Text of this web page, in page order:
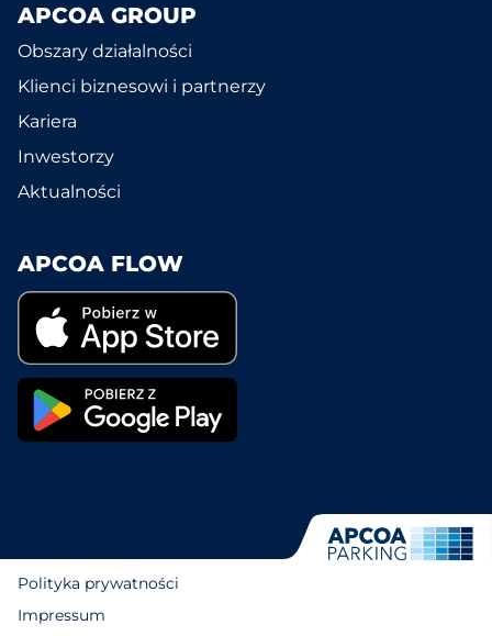
APCOA GROUP
Obszary działalności
Klienci biznesowi i partnerzy
Kariera
Inwestorzy
Aktualności
APCOA FLOW
Polityka prywatności
Impressum